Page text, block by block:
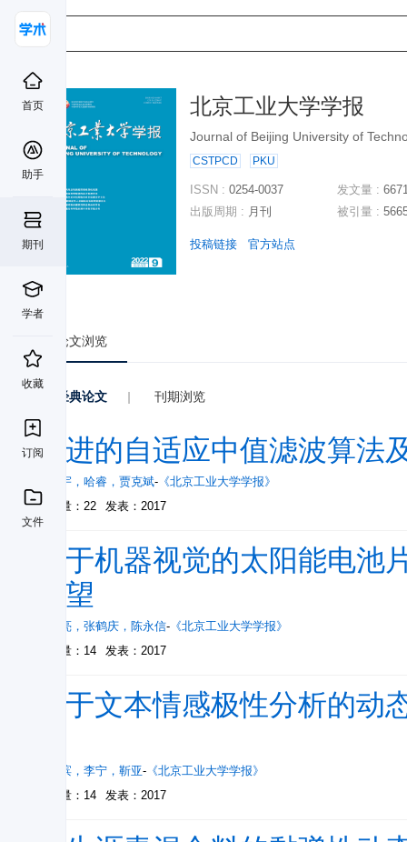
首页
助手
期刊
学者
收藏
订阅
文件
北京工业大学学报
Journal of Beijing University of
CSTPCD PKU
ISSN : 0254-0037
出版周期 : 月刊
发文量 :
被引量 :
投稿链接 官方站点
论文浏览
经典论文 | 刊期浏览
改进的自适应中值滤波算法
刘鹏宇 ， 哈睿 ， 贾克斌- 《北京工业大学学报》
被引量：22
发表：2017
基于机器视觉的太阳能电
展望
钱晓亮 ， 张鹤庆 ， 陈永信- 《北京工业大学学报》
被引量：14
发表：2017
用于文本情感极性分析的
贾熹滨 ， 李宁 ， 靳亚- 《北京工业大学学报》
被引量：14
发表：2017